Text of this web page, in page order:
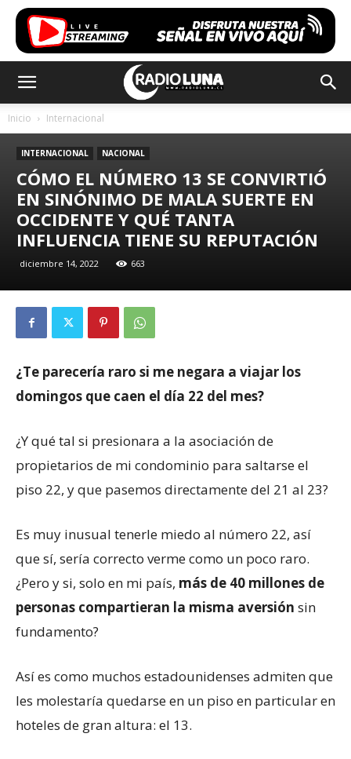
Inicio Internacional
INTERNACIONAL NACIONAL
CÓMO EL NÚMERO 13 SE CONVIRTIÓ
EN SINÓNIMO DE MALA SUERTE EN
OCCIDENTE Y QUÉ TANTA
INFLUENCIA TIENE SU REPUTACIÓN
diciembre 14, 2022 663
¿Te parecería raro si me negara a viajar los
domingos que caen el día 22 del mes?
¿Y qué tal si presionara a la asociación de
propietarios de mi condominio para saltarse el
piso 22, y que pasemos directamente del 21 al 23?
Es muy inusual tenerle miedo al número 22, así
que sí, sería correcto verme como un poco raro.
¿Pero y si, solo en mi país, más de 40 millones de
personas compartieran la misma aversión sin
fundamento?
Así es como muchos estadounidenses admiten que
les molestaría quedarse en un piso en particular en
hoteles de gran altura: el 13.